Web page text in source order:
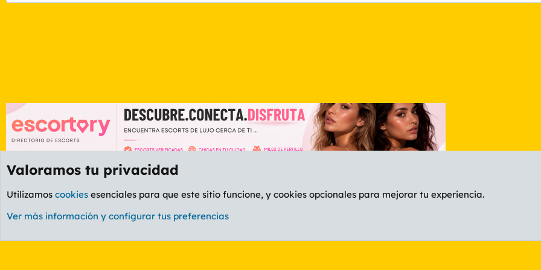
Valoramos tu privacidad
Utilizamos cookies esenciales para que este sitio funcione, y cookies opcionales para mejorar tu experiencia.
Ver más información y configurar tus preferencias